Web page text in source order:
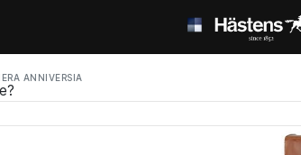
ANNIVERSIA